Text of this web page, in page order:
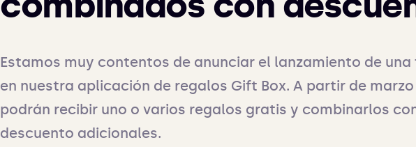
Estamos muy contentos de anunciar el lanzamiento de
en nuestra aplicación de regalos Gift Box. A partir de
podrán recibir uno o varios regalos gratis y combinarlos
descuento adicionales.